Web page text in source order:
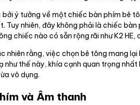
ý tưởng về một chiếc bàn phím bê
Tuy nhiên, đây không phải là chiếc
chiếc nào có sẵn rộng rãi như K2
nhiên rằng, việc chọn bê tông mang
như thế này, khía cạnh quan trọng
vô dụng.
và Âm thanh